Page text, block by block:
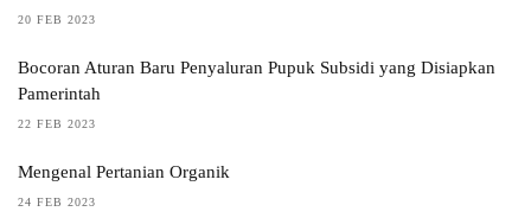
20 FEB 2023
Bocoran Aturan Baru Penyaluran Pupuk Subsidi yang Disiapkan
Pamerintah
22 FEB 2023
Mengenal Pertanian Organik
24 FEB 2023